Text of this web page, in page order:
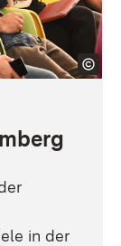
in der